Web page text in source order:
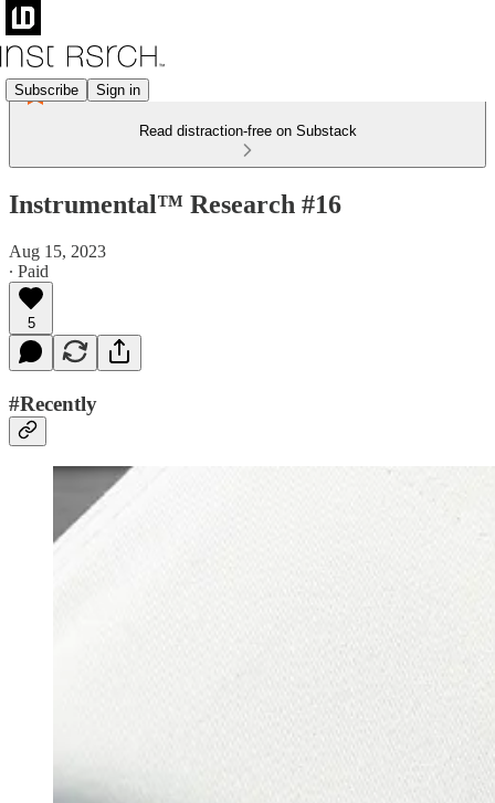
Subscribe Sign in
Read distraction-free on Substack
Instrumental™ Research #16
Aug 15, 2023
∙ Paid
5
#Recently